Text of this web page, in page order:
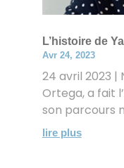
L’histoire de
Avr 24, 2023
24 avril 2023 |
Ortega, a fait
son parcours
lire plus